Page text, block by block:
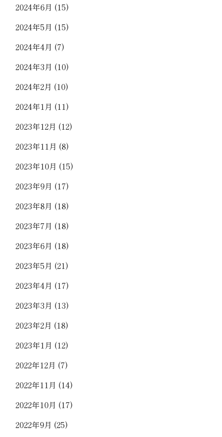
2024年6月 (15)
2024年5月 (15)
2024年4月 (7)
2024年3月 (10)
2024年2月 (10)
2024年1月 (11)
2023年12月 (12)
2023年11月 (8)
2023年10月 (15)
2023年9月 (17)
2023年8月 (18)
2023年7月 (18)
2023年6月 (18)
2023年5月 (21)
2023年4月 (17)
2023年3月 (13)
2023年2月 (18)
2023年1月 (12)
2022年12月 (7)
2022年11月 (14)
2022年10月 (17)
2022年9月 (25)